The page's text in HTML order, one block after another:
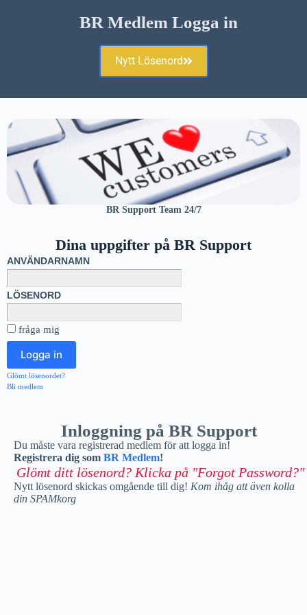
BR Medlem Logga in
Nytt Lösenord
BR Support Team 24/7
Dina uppgifter på BR Support
ANVÄNDARNAMN
LÖSENORD
fråga mig
Glömt lösenordet?
Bli medlem
Inloggning på BR Support
Du måste vara registrerad medlem för att logga in!
Registrera dig som BR Medlem!
Glömt ditt lösenord? Klicka på "Forgot Password?"
Nytt lösenord skickas omgående till dig! Kom ihåg att även kolla
din SPAMkorg